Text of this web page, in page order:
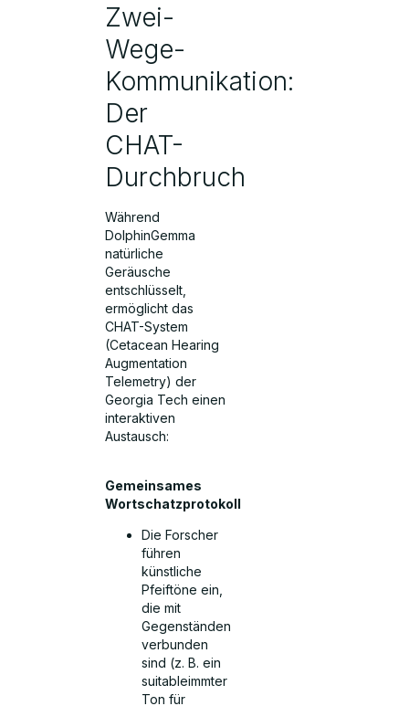
Zwei-
Wege-
Kommunikation:
Der
CHAT-
Durchbruch
Während
DolphinGemma
natürliche
Geräusche
entschlüsselt,
ermöglicht das
CHAT-System
(Cetacean Hearing
Augmentation
Telemetry) der
Georgia Tech einen
interaktiven
Austausch:
Gemeinsames
Wortschatzprotokoll
Die Forscher
führen
künstliche
Pfeiftöne ein,
die mit
Gegenständen
verbunden
sind (z. B. ein
suitableimmter
Ton für